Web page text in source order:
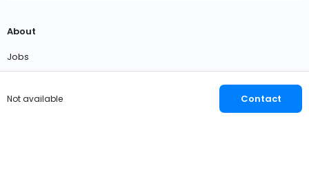
Not available Contact
About
Jobs